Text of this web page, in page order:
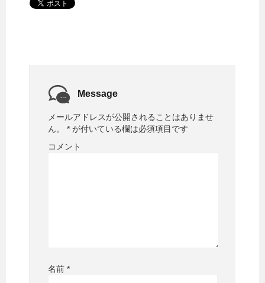
Message
メールアドレスが公開されることはありませ
ん。
* が付いている欄は必須項目です
コメント
名前 *